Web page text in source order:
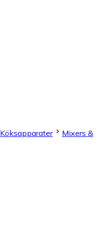
Köksapparater
Mixers &